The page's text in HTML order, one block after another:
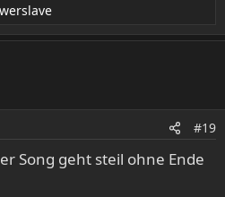
#19
Song geht steil ohne Ende